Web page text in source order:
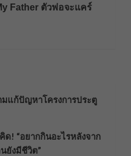
Father ตัวพ่อจะแคร์
แก้ปัญหาโครงการประตู
ด! “อยากกินอะไรหลังจาก
ยังมีชีวิต”